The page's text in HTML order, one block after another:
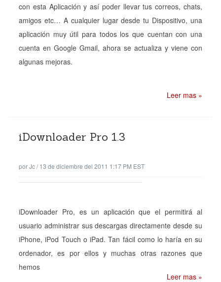
con esta Aplicación y así poder llevar tus correos, chats,
amigos etc… A cualquier lugar desde tu Dispositivo, una
aplicación muy útil para todos los que cuentan con una
cuenta en Google Gmail, ahora se actualiza y viene con
algunas mejoras.
Leer mas »
iDownloader Pro 1.3
porJc/13 de diciembre del 2011 1:17 PM EST
iDownloader Pro, es un aplicación que el permitirá al
usuario administrar sus descargas directamente desde su
iPhone, iPod Touch o iPad. Tan fácil como lo haría en su
ordenador, es por ellos y muchas otras razones que
hemos
Leer mas »